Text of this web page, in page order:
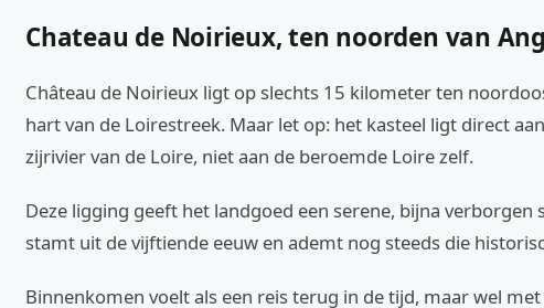
Chateau de Noirieux, ten noorden van
Château de Noirieux ligt op slechts 15 kilometer ten
hart van de Loirestreek. Maar let op: het kasteel ligt direct
zijrivier van de Loire, niet aan de beroemde Loire zelf.
Deze ligging geeft het landgoed een serene, bijna verborgen
stamt uit de vijftiende eeuw en ademt nog steeds die
Binnenkomen voelt als een reis terug in de tijd, maar wel